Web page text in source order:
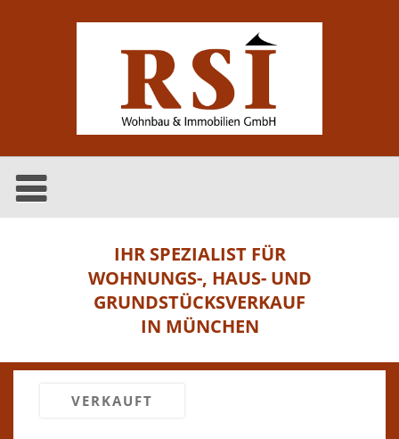
IHR SPEZIALIST FÜR
WOHNUNGS-, HAUS- UND
GRUNDSTÜCKSVERKAUF
IN MÜNCHEN
VERKAUFT